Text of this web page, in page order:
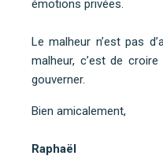
émotions privées.
Le malheur n’est pas
malheur, c’est de
gouverner.
Bien amicalement,
Raphaël